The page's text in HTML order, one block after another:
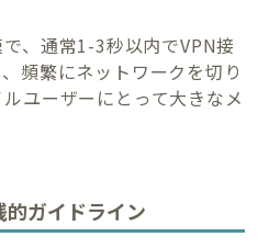
、通常1-3秒以内でVPN接
頻繁にネットワークを切り
ユーザーにとって大きなメ
ガイドライン